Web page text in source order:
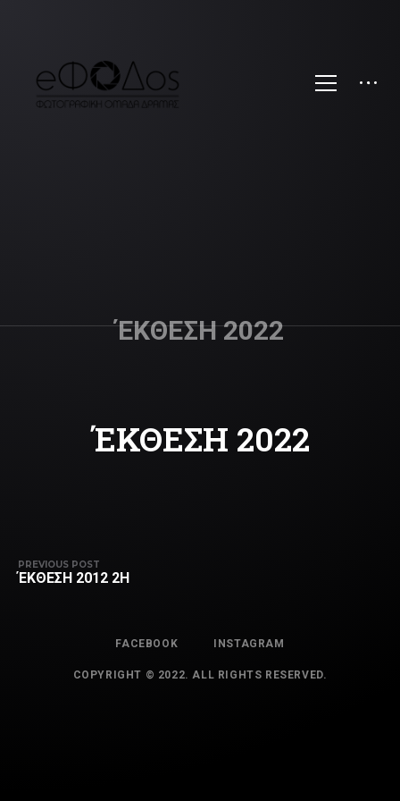
ΈΚΘΕΣΗ 2022
ΈΚΘΕΣΗ 2022
PREVIOUS POST
ΈΚΘΕΣΗ 2012 2H
FACEBOOK INSTAGRAM
COPYRIGHT © 2022. ALL RIGHTS RESERVED.